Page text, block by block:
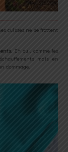
cuisses ne se frottent
Eh oui, comme les
mais en
dommage.